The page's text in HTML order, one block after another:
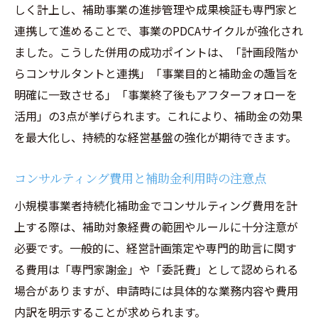
しく計上し、補助事業の進捗管理や成果検証も専門家と
連携して進めることで、事業のPDCAサイクルが強化され
ました。こうした併用の成功ポイントは、「計画段階か
らコンサルタントと連携」「事業目的と補助金の趣旨を
明確に一致させる」「事業終了後もアフターフォローを
活用」の3点が挙げられます。これにより、補助金の効果
を最大化し、持続的な経営基盤の強化が期待できます。
コンサルティング費用と補助金利用時の注意点
小規模事業者持続化補助金でコンサルティング費用を計
上する際は、補助対象経費の範囲やルールに十分注意が
必要です。一般的に、経営計画策定や専門的助言に関す
る費用は「専門家謝金」や「委託費」として認められる
場合がありますが、申請時には具体的な業務内容や費用
内訳を明示することが求められます。